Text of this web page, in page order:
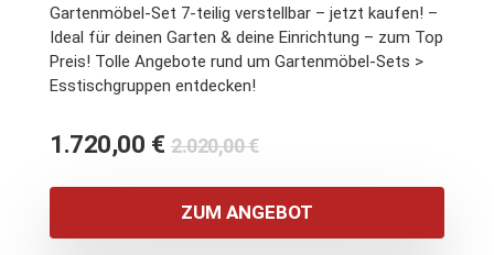
Gartenmöbel-Set 7-teilig verstellbar – jetzt kaufen! –
Ideal für deinen Garten & deine Einrichtung – zum Top
Preis! Tolle Angebote rund um Gartenmöbel-Sets >
Esstischgruppen entdecken!
2.020,00€Ursprünglicher
war:
2.020,00 €
1.720,00 €
Aktueller
ist:
1.720,00 €.
ZUM ANGEBOT